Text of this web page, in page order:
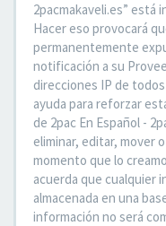
2pacmakaveli.es” está
Hacer eso provocará
permanentemente
notificación a su
direcciones IP de
ayuda para reforzar
de 2pac En Español -
eliminar, editar, mover
momento que lo
acuerda que cualquier
almacenada en una
información no será